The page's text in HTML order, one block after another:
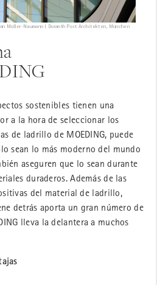
Müller-Naumann | Doranth Post Architekten, München
sostenibles tienen una
a la hora de seleccionar los
de ladrillo de MOEDING, puede
sean lo más moderno del mundo
aseguren que lo sean durante
duraderos. Además de las
del material de ladrillo,
detrás aporta un gran número de
lleva la delantera a muchos